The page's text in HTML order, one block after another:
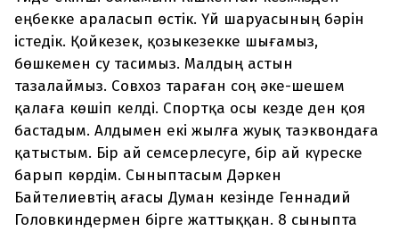
еңбекке араласып өстік. Үй шаруасының бәрін
істедік. Қойкезек, қозыкезекке шығамыз,
бөшкемен су тасимыз. Малдың астын
тазалаймыз. Совхоз тараған соң әке-шешем
қалаға көшіп келді. Спортқа осы кезде ден қоя
бастадым. Алдымен екі жылға жуық таэквондаға
қатыстым. Бір ай семсерлесуге, бір ай күреске
барып көрдім. Сыныптасым Дәркен
Байтелиевтің ағасы Думан кезінде Геннадий
Головкиндермен бірге жаттыққан. 8 сыныпта